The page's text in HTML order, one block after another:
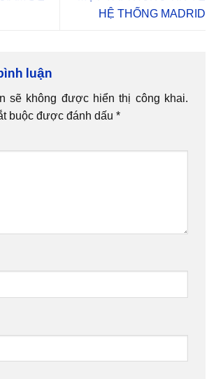
HỆ THỐNG MADRID
luận
sẽ không được hiển thị công khai.
buộc được đánh dấu *